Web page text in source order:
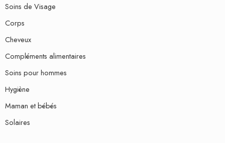
Soins de Visage
Corps
Cheveux
Compléments alimentaires
Soins pour hommes
Hygiène
Maman et bébés
Solaires